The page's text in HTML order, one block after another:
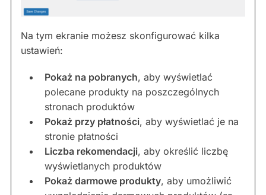
Na tym ekranie możesz skonfigurować kilka
ustawień:
Pokaż na pobranych, aby wyświetlać
polecane produkty na poszczególnych
stronach produktów
Pokaż przy płatności, aby wyświetlać je na
stronie płatności
Liczba rekomendacji, aby określić liczbę
wyświetlanych produktów
Pokaż darmowe produkty, aby umożliwić